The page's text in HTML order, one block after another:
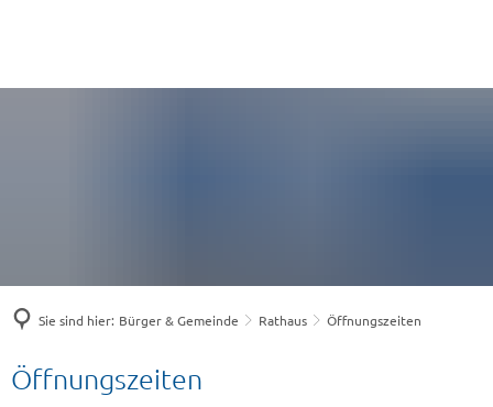
Sie sind hier: Bürger & Gemeinde Rathaus Öffnungszeiten
Öffnungszeiten
Öffnungszeiten